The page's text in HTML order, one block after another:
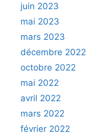
juin 2023
mai 2023
mars 2023
décembre 2022
octobre 2022
mai 2022
avril 2022
mars 2022
février 2022